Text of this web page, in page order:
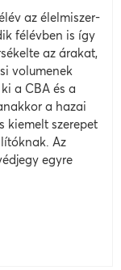
az élelmiszer-
félévben is így
az árakat,
volumenek
a CBA és a
a hazai
kiemelt szerepet
Az
egyre